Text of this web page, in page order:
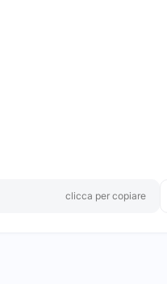
clicca per copiare